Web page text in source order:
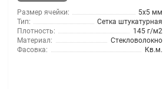
Размер ячейки:
5x5 мм
Тип:
Сетка штукатурная
Плотность:
145 г/м2
Материал:
Стекловолокно
Фасовка:
Кв.м.